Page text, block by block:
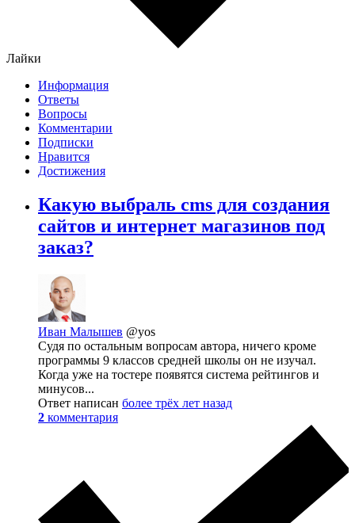
Лайки
Информация
Ответы
Вопросы
Комментарии
Подписки
Нравится
Достижения
Какую выбраль cms для создания
сайтов и интернет магазинов под
заказ?
Иван Малышев @yos
Судя по остальным вопросам автора, ничего кроме
программы 9 классов средней школы он не изучал.
Когда уже на тостере появятся система рейтингов и
минусов...
Ответ написан более трёх лет назад
2 комментария